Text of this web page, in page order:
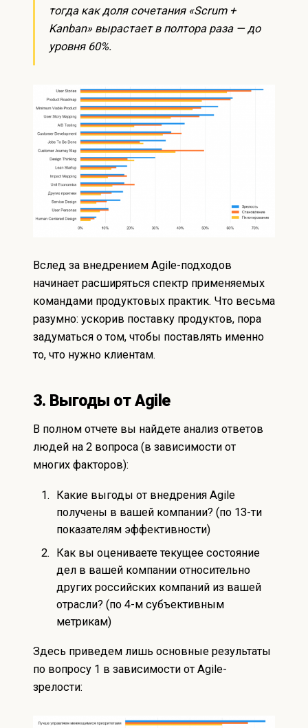
тогда как доля сочетания «Scrum +
Kanban» вырастает в полтора раза — до
уровня 60%.
Вслед за внедрением Agile-подходов
начинает расширяться спектр применяемых
командами продуктовых практик. Что весьма
разумно: ускорив поставку продуктов, пора
задуматься о том, чтобы поставлять именно
то, что нужно клиентам.
3. Выгоды от Agile
В полном отчете вы найдете анализ ответов
людей на 2 вопроса (в зависимости от
многих факторов):
Какие выгоды от внедрения Agile
получены в вашей компании? (по 13-ти
показателям эффективности)
Как вы оцениваете текущее состояние
дел в вашей компании относительно
других российских компаний из вашей
отрасли? (по 4-м субъективным
метрикам)
Здесь приведем лишь основные результаты
по вопросу 1 в зависимости от Agile-
зрелости: